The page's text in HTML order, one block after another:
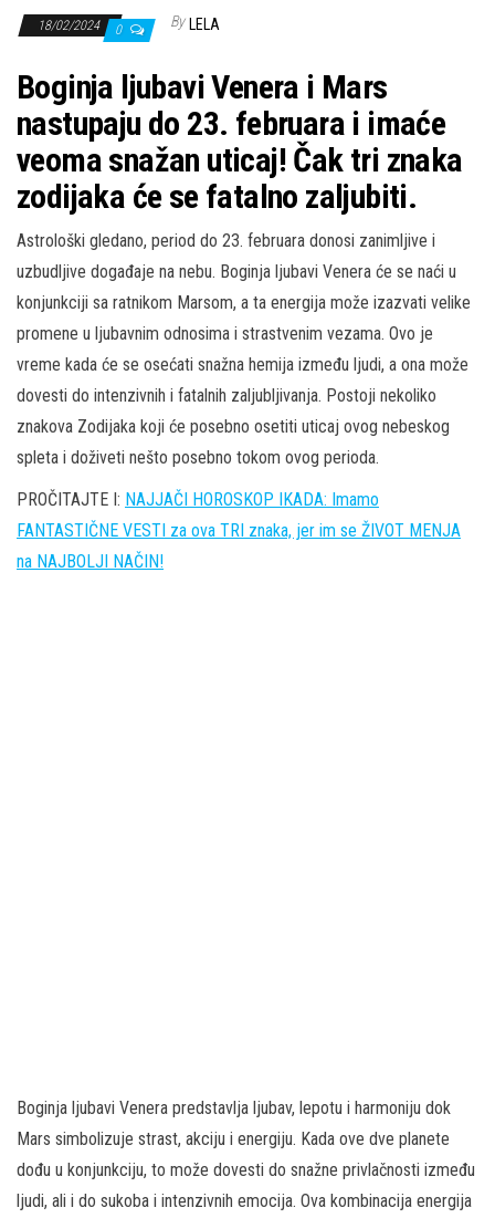
18/02/2024 0 By LELA
Boginja ljubavi Venera i Mars
nastupaju do 23. februara i imaće
veoma snažan uticaj! Čak tri znaka
zodijaka će se fatalno zaljubiti.
Astrološki gledano, period do 23. februara donosi zanimljive i
uzbudljive događaje na nebu. Boginja ljubavi Venera će se naći u
konjunkciji sa ratnikom Marsom, a ta energija može izazvati velike
promene u ljubavnim odnosima i strastvenim vezama. Ovo je
vreme kada će se osećati snažna hemija između ljudi, a ona može
dovesti do intenzivnih i fatalnih zaljubljivanja. Postoji nekoliko
znakova Zodijaka koji će posebno osetiti uticaj ovog nebeskog
spleta i doživeti nešto posebno tokom ovog perioda.
PROČITAJTE I: NAJJAČI HOROSKOP IKADA: Imamo
FANTASTIČNE VESTI za ova TRI znaka, jer im se ŽIVOT MENJA
na NAJBOLJI NAČIN!
Boginja ljubavi Venera predstavlja ljubav, lepotu i harmoniju dok
Mars simbolizuje strast, akciju i energiju. Kada ove dve planete
dođu u konjunkciju, to može dovesti do snažne privlačnosti između
ljudi, ali i do sukoba i intenzivnih emocija. Ova kombinacija energija